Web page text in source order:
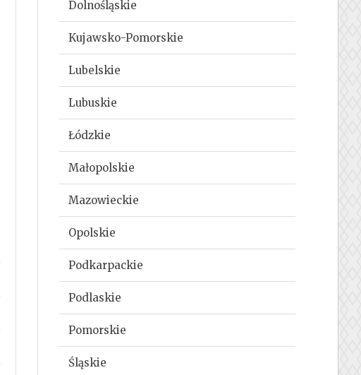
Dolnośląskie
Kujawsko-Pomorskie
Lubelskie
Lubuskie
Łódzkie
Małopolskie
Mazowieckie
Opolskie
Podkarpackie
Podlaskie
Pomorskie
Śląskie